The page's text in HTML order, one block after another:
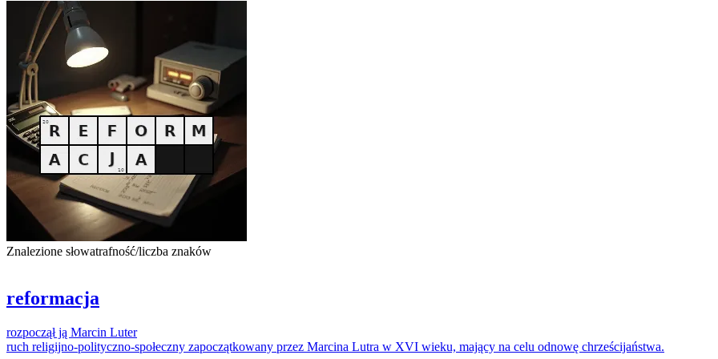
Znalezione słowatrafność/liczba znaków
reformacja
rozpoczął ją Marcin Luter
ruch religijno-polityczno-społeczny zapoczątkowany przez Marcina Lutra w XVI wieku, mający na celu odnowę chrześcijaństwa.